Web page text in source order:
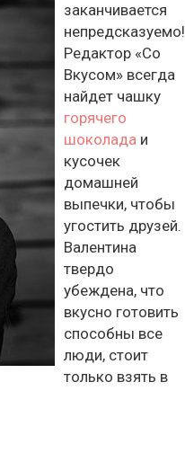
заканчивается
непредсказуемо!
Редактор «Со
Вкусом» всегда
найдет чашку
горячего
шоколада и
кусочек
домашней
выпечки, чтобы
угостить друзей.
Валентина
твердо
убеждена, что
вкусно готовить
способны все
люди, стоит
только взять в